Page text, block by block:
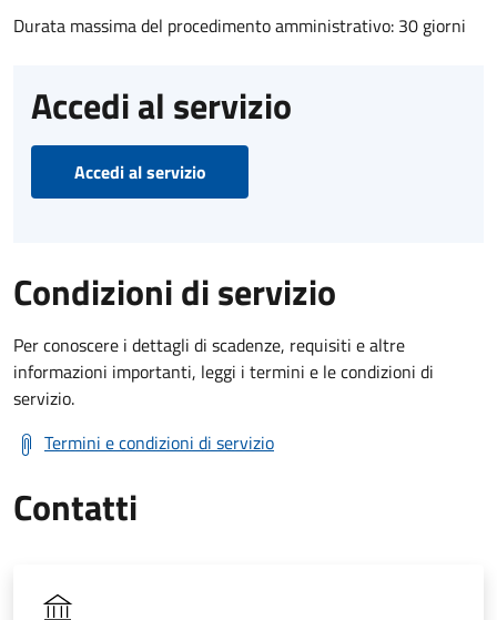
Durata massima del procedimento amministrativo: 30 giorni
Accedi al servizio
Accedi al servizio
Condizioni di servizio
Per conoscere i dettagli di scadenze, requisiti e altre
informazioni importanti, leggi i termini e le condizioni di
servizio.
Termini e condizioni di servizio
Contatti